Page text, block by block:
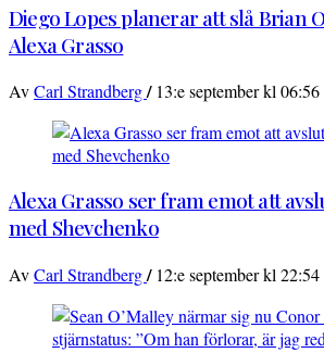
Diego Lopes planerar att slå Brian
Alexa Grasso
AvCarl Strandberg/ 13:e september kl 06:56
Alexa Grasso ser fram emot att
med Shevchenko
AvCarl Strandberg/ 12:e september kl 22:54